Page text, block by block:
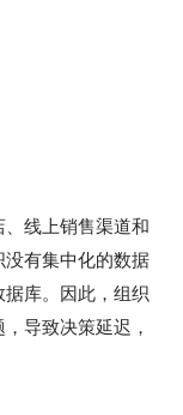
线上销售渠道和
有集中化的数据
库。因此，组织
导致决策延迟，